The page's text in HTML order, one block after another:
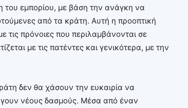
του εμπορίου, με βάση την ανάγκη να
από τα κράτη. Αυτή η προοπτική
τις πρόνοιες που περιλαμβάνονται σε
με τις πατέντες και γενικότερα, με την
δεν θα χάσουν την ευκαιρία να
νέους δασμούς. Μέσα από έναν